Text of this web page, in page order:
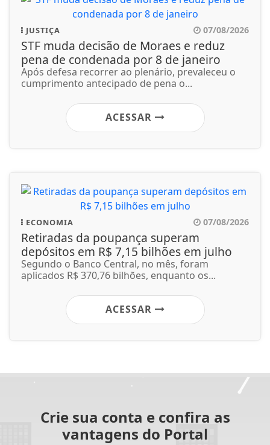
JUSTIÇA 07/08/2026
STF muda decisão de Moraes e reduz
pena de condenada por 8 de janeiro
Após defesa recorrer ao plenário, prevaleceu o
cumprimento antecipado de pena o...
ACESSAR
ECONOMIA 07/08/2026
Retiradas da poupança superam
depósitos em R$ 7,15 bilhões em julho
Segundo o Banco Central, no mês, foram
aplicados R$ 370,76 bilhões, enquanto os...
ACESSAR
Crie sua conta e confira as
vantagens do Portal